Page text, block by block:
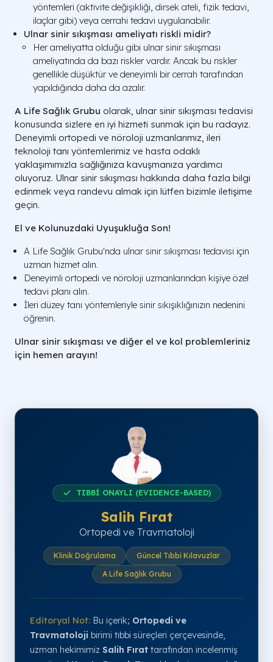
yöntemleri (aktivite değişikliği, dirsek ateli, fizik tedavi,
ilaçlar gibi) veya cerrahi tedavi uygulanabilir.
Ulnar sinir sıkışması ameliyatı riskli midir?
Her ameliyatta olduğu gibi ulnar sinir sıkışması
ameliyatında da bazı riskler vardır. Ancak bu riskler
genellikle düşüktür ve deneyimli bir cerrah tarafından
yapıldığında daha da azalır.
A Life Sağlık Grubu olarak, ulnar sinir sıkışması tedavisi
konusunda sizlere en iyi hizmeti sunmak için bu radayız.
Deneyimli ortopedi ve nöroloji uzmanlarımız, ileri
teknoloji tanı yöntemlerimiz ve hasta odaklı
yaklaşımımızla sağlığınıza kavuşmanıza yardımcı
oluyoruz. Ulnar sinir sıkışması hakkında daha fazla bilgi
edinmek veya randevu almak için lütfen bizimle iletişime
geçin.
El ve Kolunuzdaki Uyuşukluğa Son!
A Life Sağlık Grubu'nda ulnar sinir sıkışması tedavisi için
uzman hizmet alın.
Deneyimli ortopedi ve nöroloji uzmanlarından kişiye özel
tedavi planı alın.
İleri düzey tanı yöntemleriyle sinir sıkışıklığınızın nedenini
öğrenin.
Ulnar sinir sıkışması ve diğer el ve kol problemleriniz
için hemen arayın!
TIBBİ ONAYLI (EVIDENCE-BASED)
Salih Fırat
Ortopedi ve Travmatoloji
Klinik Doğrulama
Güncel Tıbbi Kılavuzlar
A Life Sağlık Grubu
Editoryal Not: Bu içerik; Ortopedi ve
Travmatoloji birimi tıbbi süreçleri çerçevesinde,
uzman hekimimiz Salih Fırat tarafından incelenmiş